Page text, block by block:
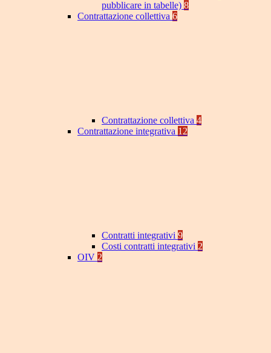
pubblicare in tabelle) 8
Contrattazione collettiva 6
Contrattazione collettiva 4
Contrattazione integrativa 12
Contratti integrativi 9
Costi contratti integrativi 2
OIV 2